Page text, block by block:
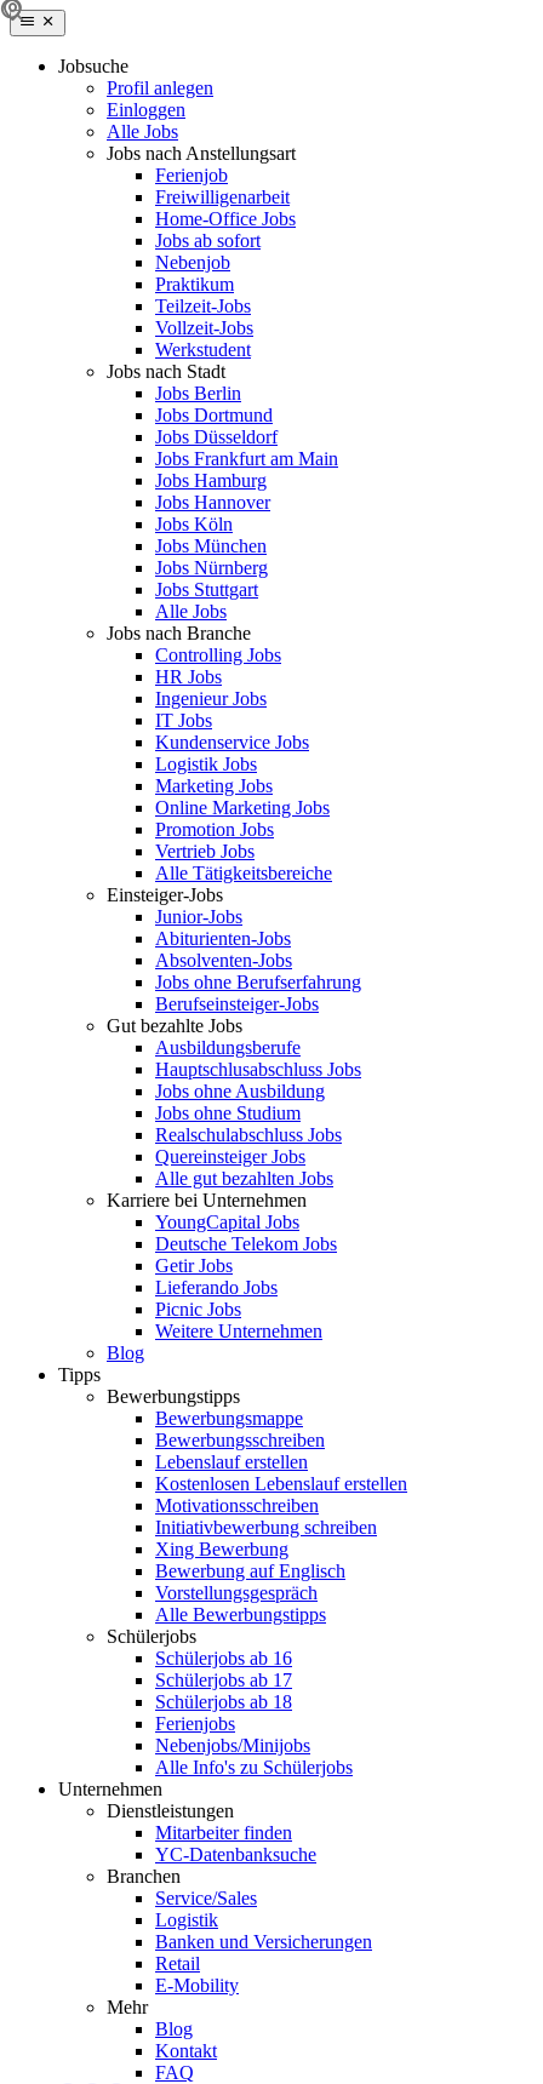
Jobsuche
Profil anlegen
Einloggen
Alle Jobs
Jobs nach Anstellungsart
Ferienjob
Freiwilligenarbeit
Home-Office Jobs
Jobs ab sofort
Nebenjob
Praktikum
Teilzeit-Jobs
Vollzeit-Jobs
Werkstudent
Jobs nach Stadt
Jobs Berlin
Jobs Dortmund
Jobs Düsseldorf
Jobs Frankfurt am Main
Jobs Hamburg
Jobs Hannover
Jobs Köln
Jobs München
Jobs Nürnberg
Jobs Stuttgart
Alle Jobs
Jobs nach Branche
Controlling Jobs
HR Jobs
Ingenieur Jobs
IT Jobs
Kundenservice Jobs
Logistik Jobs
Marketing Jobs
Online Marketing Jobs
Promotion Jobs
Vertrieb Jobs
Alle Tätigkeitsbereiche
Einsteiger-Jobs
Junior-Jobs
Abiturienten-Jobs
Absolventen-Jobs
Jobs ohne Berufserfahrung
Berufseinsteiger-Jobs
Gut bezahlte Jobs
Ausbildungsberufe
Hauptschlusabschluss Jobs
Jobs ohne Ausbildung
Jobs ohne Studium
Realschulabschluss Jobs
Quereinsteiger Jobs
Alle gut bezahlten Jobs
Karriere bei Unternehmen
YoungCapital Jobs
Deutsche Telekom Jobs
Getir Jobs
Lieferando Jobs
Picnic Jobs
Weitere Unternehmen
Blog
Tipps
Bewerbungstipps
Bewerbungsmappe
Bewerbungsschreiben
Lebenslauf erstellen
Kostenlosen Lebenslauf erstellen
Motivationsschreiben
Initiativbewerbung schreiben
Xing Bewerbung
Bewerbung auf Englisch
Vorstellungsgespräch
Alle Bewerbungstipps
Schülerjobs
Schülerjobs ab 16
Schülerjobs ab 17
Schülerjobs ab 18
Ferienjobs
Nebenjobs/Minijobs
Alle Info's zu Schülerjobs
Unternehmen
Dienstleistungen
Mitarbeiter finden
YC-Datenbanksuche
Branchen
Service/Sales
Logistik
Banken und Versicherungen
Retail
E-Mobility
Mehr
Blog
Kontakt
FAQ